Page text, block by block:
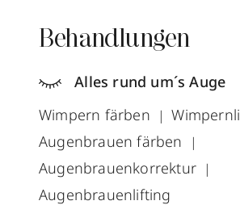
Behandlungen
Alles rund um´s Auge
Wimpern färben
Augenbrauen färben
Augenbrauenkorrektur
Augenbrauenlifting